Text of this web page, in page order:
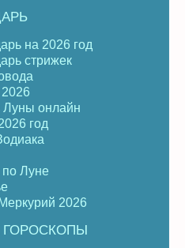
на 2026 год
стрижек
Луны онлайн
год
Луне
2026